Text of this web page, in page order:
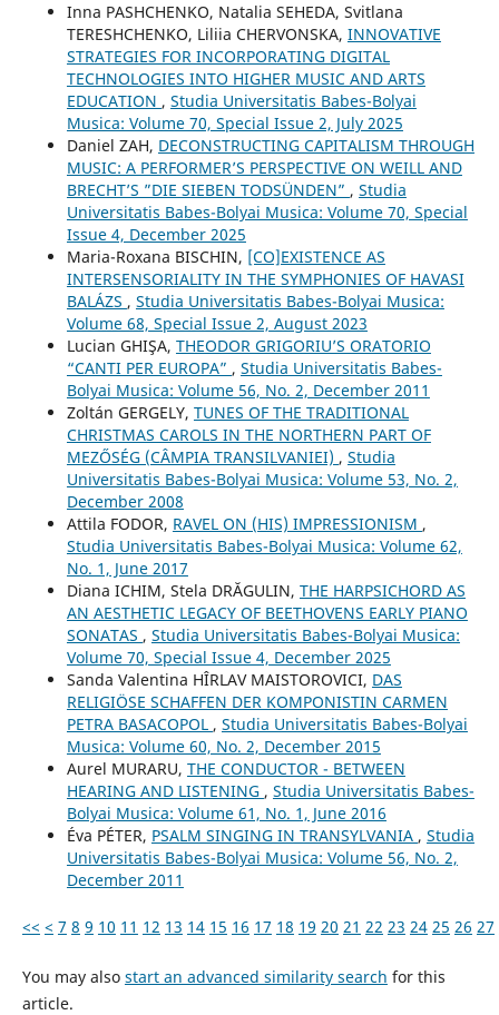
Inna PASHCHENKO, Natalia SEHEDA, Svitlana
TERESHCHENKO, Liliia CHERVONSKA, INNOVATIVE
STRATEGIES FOR INCORPORATING DIGITAL
TECHNOLOGIES INTO HIGHER MUSIC AND ARTS
EDUCATION , Studia Universitatis Babes-Bolyai
Musica: Volume 70, Special Issue 2, July 2025
Daniel ZAH, DECONSTRUCTING CAPITALISM THROUGH
MUSIC: A PERFORMER’S PERSPECTIVE ON WEILL AND
BRECHT’S ”DIE SIEBEN TODSÜNDEN” , Studia
Universitatis Babes-Bolyai Musica: Volume 70, Special
Issue 4, December 2025
Maria-Roxana BISCHIN, [CO]EXISTENCE AS
INTERSENSORIALITY IN THE SYMPHONIES OF HAVASI
BALÁZS , Studia Universitatis Babes-Bolyai Musica:
Volume 68, Special Issue 2, August 2023
Lucian GHIŞA, THEODOR GRIGORIU’S ORATORIO
“CANTI PER EUROPA” , Studia Universitatis Babes-
Bolyai Musica: Volume 56, No. 2, December 2011
Zoltán GERGELY, TUNES OF THE TRADITIONAL
CHRISTMAS CAROLS IN THE NORTHERN PART OF
MEZŐSÉG (CÂMPIA TRANSILVANIEI) , Studia
Universitatis Babes-Bolyai Musica: Volume 53, No. 2,
December 2008
Attila FODOR, RAVEL ON (HIS) IMPRESSIONISM ,
Studia Universitatis Babes-Bolyai Musica: Volume 62,
No. 1, June 2017
Diana ICHIM, Stela DRĂGULIN, THE HARPSICHORD AS
AN AESTHETIC LEGACY OF BEETHOVENS EARLY PIANO
SONATAS , Studia Universitatis Babes-Bolyai Musica:
Volume 70, Special Issue 4, December 2025
Sanda Valentina HÎRLAV MAISTOROVICI, DAS
RELIGIÖSE SCHAFFEN DER KOMPONISTIN CARMEN
PETRA BASACOPOL , Studia Universitatis Babes-Bolyai
Musica: Volume 60, No. 2, December 2015
Aurel MURARU, THE CONDUCTOR - BETWEEN
HEARING AND LISTENING , Studia Universitatis Babes-
Bolyai Musica: Volume 61, No. 1, June 2016
Éva PÉTER, PSALM SINGING IN TRANSYLVANIA , Studia
Universitatis Babes-Bolyai Musica: Volume 56, No. 2,
December 2011
<< < 7 8 9 10 11 12 13 14 15 16 17 18 19 20 21 22 23 24 25 26 27
You may also start an advanced similarity search for this
article.